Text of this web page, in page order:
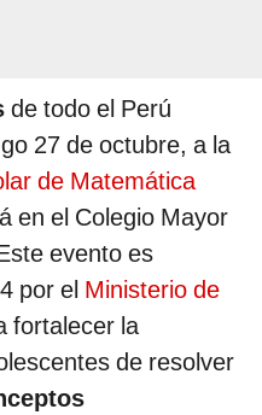
de todo el Perú
27 de octubre, a la
de Matemática
en el Colegio Mayor
evento es
por el Ministerio de
fortalecer la
de resolver